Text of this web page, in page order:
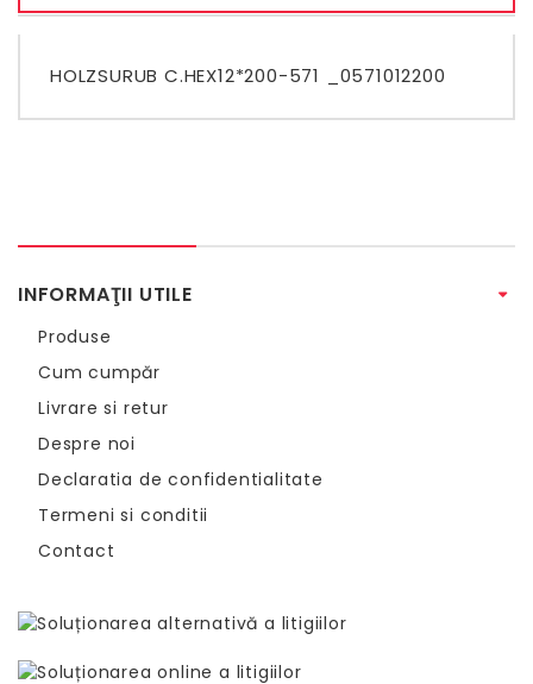
HOLZSURUB C.HEX12*200-571 _0571012200
INFORMAŢII UTILE
Produse
Cum cumpăr
Livrare si retur
Despre noi
Declaratia de confidentialitate
Termeni si conditii
Contact